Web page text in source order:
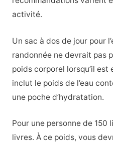
activité.
Un sac à dos de jour pour
randonnée ne devrait pas
poids corporel lorsqu’il
inclut le poids de l’eau
une poche d’hydratation.
Pour une personne de 150
livres. À ce poids, vous